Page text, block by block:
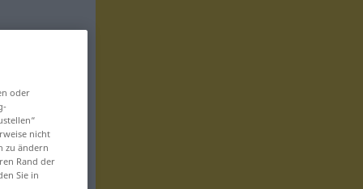
oder
nicht
zu ändern
Rand der
Sie in